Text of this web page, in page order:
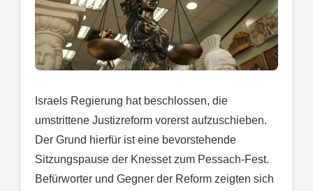
Israels Regierung hat beschlossen, die
umstrittene Justizreform vorerst aufzuschieben.
Der Grund hierfür ist eine bevorstehende
Sitzungspause der Knesset zum Pessach-Fest.
Befürworter und Gegner der Reform zeigten sich